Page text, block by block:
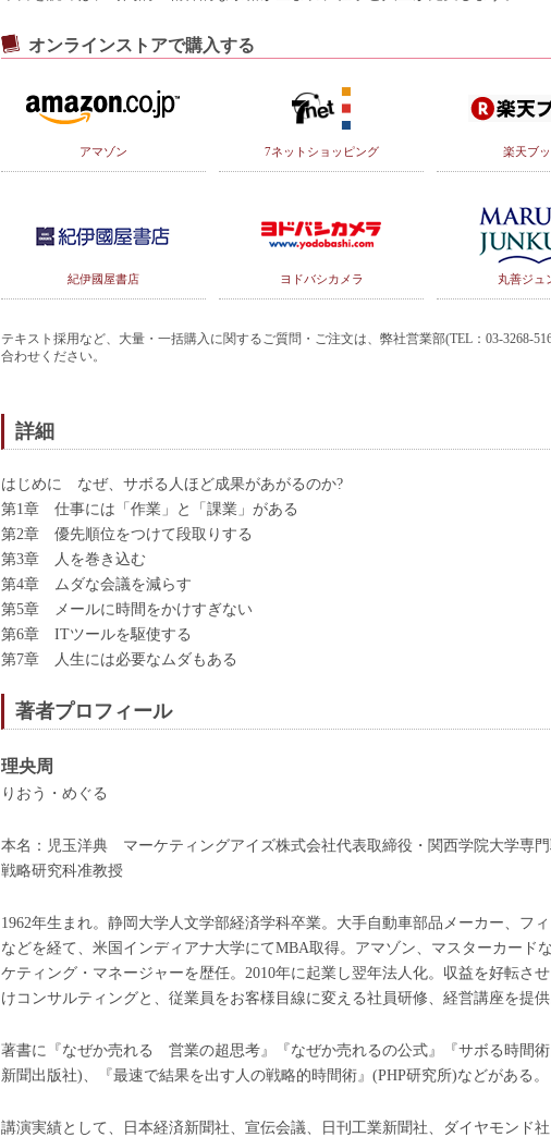
オンラインストアで購入する
アマゾン 7ネットショッピング 楽天ブ
紀伊國屋書店 ヨドバシカメラ 丸善ジュ
テキスト採用など、大量・一括購入に関するご質問・ご注文は、弊社営業部(TEL：03-3268-
合わせください。
詳細
はじめに なぜ、サボる人ほど成果があがるのか?
第1章 仕事には「作業」と「課業」がある
第2章 優先順位をつけて段取りする
第3章 人を巻き込む
第4章 ムダな会議を減らす
第5章 メールに時間をかけすぎない
第6章 ITツールを駆使する
第7章 人生には必要なムダもある
著者プロフィール
理央周
りおう・めぐる
本名：児玉洋典 マーケティングアイズ株式会社代表取締役・関西学院大学専
戦略研究科准教授
1962年生まれ。静岡大学人文学部経済学科卒業。大手自動車部品メーカー、フ
などを経て、米国インディアナ大学にてMBA取得。アマゾン、マスターカード
ケティング・マネージャーを歴任。2010年に起業し翌年法人化。収益を好転さ
けコンサルティングと、従業員をお客様目線に変える社員研修、経営講座を提供
著書に『なぜか売れる 営業の超思考』『なぜか売れるの公式』『サボる時間
新聞出版社)、『最速で結果を出す人の戦略的時間術』(PHP研究所)などがある。
講演実績として、日本経済新聞社、宣伝会議、日刊工業新聞社、ダイヤモンド